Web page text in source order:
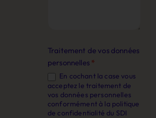
Traitement de vos données
personnelles *
En cochant la case vous
acceptez le traitement de
vos données personnelles
conformément à la politique
de confidentialité du SDI